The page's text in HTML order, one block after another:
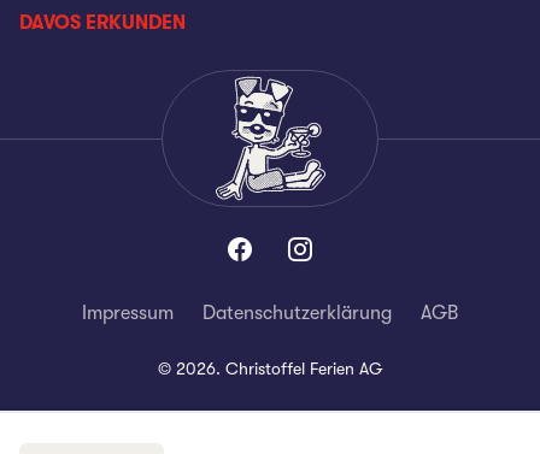
DAVOS ERKUNDEN
Impressum Datenschutzerklärung AGB
© 2026. Christoffel Ferien AG